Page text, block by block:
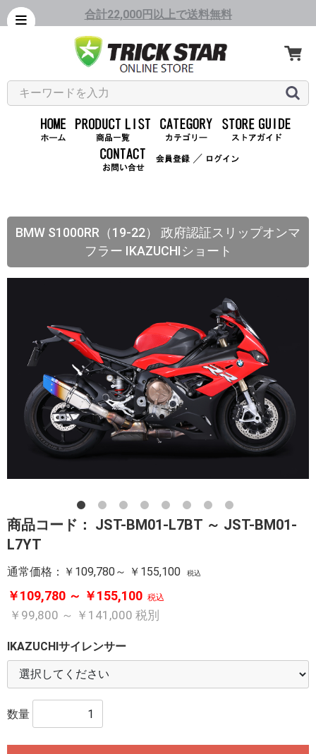
合計22,000円以上で送料無料
／
BMW S1000RR（19-22） 政府認証スリップオンマ
フラー IKAZUCHIショート
商品コード： JST-BM01-L7BT ～ JST-BM01-
L7YT
通常価格： ￥109,780～ ￥155,100 税込
￥109,780 ～ ￥155,100 税込
￥99,800 ～ ￥141,000 税別
IKAZUCHIサイレンサー
数量